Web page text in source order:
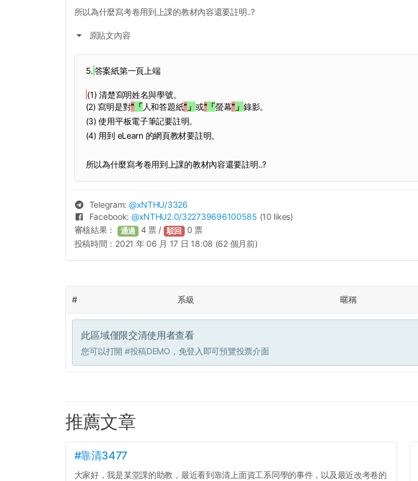
所以為什麼寫考卷用到上課的教材內容還要註明..?
原貼文內容
5. 答案紙第一頁上端
(1) 清楚寫明姓名與學號。
(2) 寫明是對” 「人和答題紙” 」 或” 「螢幕” 」 錄影。
(3) 使用平板電子筆記要註明。
(4) 用到 eLearn 的網頁教材要註明。
所以為什麼寫考卷用到上課的教材內容還要註明..?
Telegram: @xNTHU/3326
Facebook: @xNTHU2.0/322739696100585 (10 likes)
審核結果： 通過 4票 / 駁回 0 票
投稿時間： 2021 年 06 月 17 日 18:08 (62 個月前)
# 系級 暱稱
此區域僅限交清使用者查看
您可以打開 #投稿DEMO ，免登入即可預覽投票介面
推薦文章
#靠清3477
大家好，我是某堂課的助教，最近看到靠清上面資工系同學的事件，以及最近改考卷的